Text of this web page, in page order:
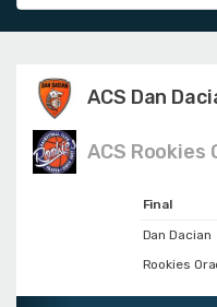
ACS Dan
Final
Dan Dacian
Rookies
ACS Rookies